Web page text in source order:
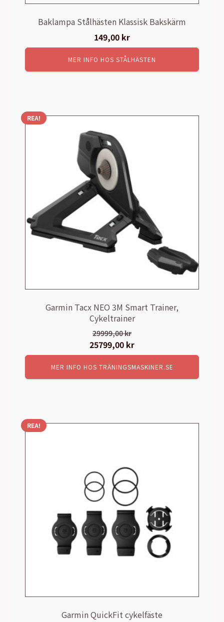
Baklampa Stålhästen Klassisk Bakskärm
149,00 kr
MER INFO HOS STÅLHÄSTEN
REA!
Garmin Tacx NEO 3M Smart Trainer,
Cykeltrainer
29999,00kr
Det
ursprungliga
priset
var:
25799,00 kr
nuvarande
priset
är:
MER INFO HOS TRÄNINGSMASKINER.SE
REA!
Garmin QuickFit cykelfäste